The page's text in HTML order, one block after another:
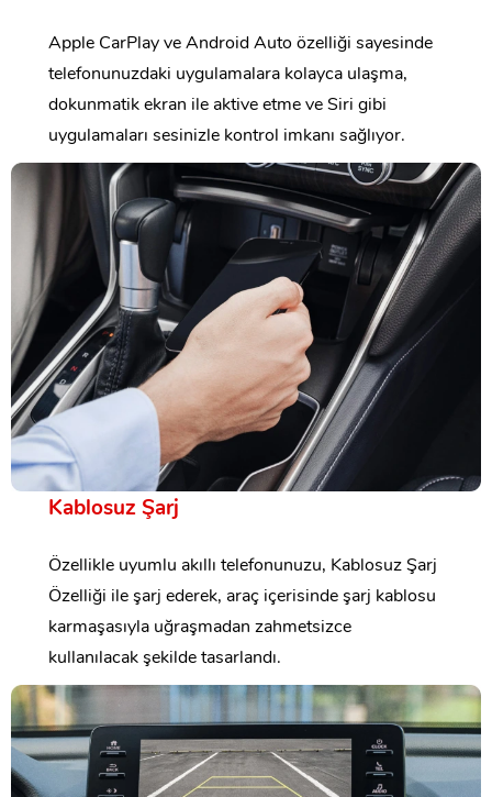
Apple CarPlay ve Android Auto özelliği sayesinde
telefonunuzdaki uygulamalara kolayca ulaşma,
dokunmatik ekran ile aktive etme ve Siri gibi
uygulamaları sesinizle kontrol imkanı sağlıyor.
Kablosuz Şarj
Özellikle uyumlu akıllı telefonunuzu, Kablosuz Şarj
Özelliği ile şarj ederek, araç içerisinde şarj kablosu
karmaşasıyla uğraşmadan zahmetsizce
kullanılacak şekilde tasarlandı.